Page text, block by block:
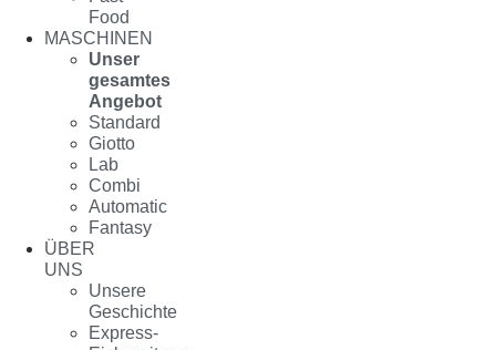
Food
MASCHINEN
Unser
gesamtes
Angebot
Standard
Giotto
Lab
Combi
Automatic
Fantasy
ÜBER
UNS
Unsere
Geschichte
Express-